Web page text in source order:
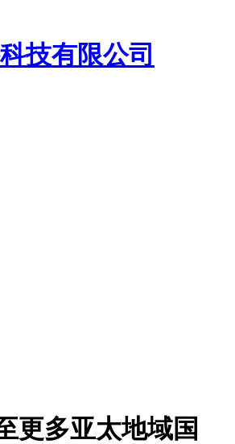
更多亚太地域国